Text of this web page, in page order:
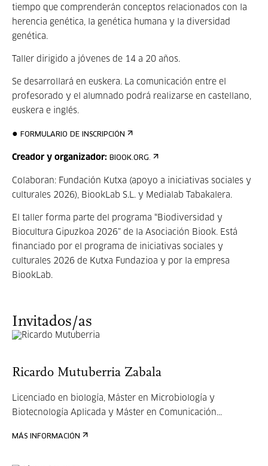
tiempo que comprenderán conceptos relacionados con la
herencia genética, la genética humana y la diversidad
genética.
Taller dirigido a jóvenes de 14 a 20 años.
Se desarrollará en euskera. La comunicación entre el
profesorado y el alumnado podrá realizarse en castellano,
euskera e inglés.
● FORMULARIO DE INSCRIPCIÓN
Creador y organizador: BIOOK.ORG.
Colaboran: Fundación Kutxa (apoyo a iniciativas sociales y
culturales 2026), BiookLab S.L. y Medialab Tabakalera.
El taller forma parte del programa “Biodiversidad y
Biocultura Gipuzkoa 2026” de la Asociación Biook. Está
financiado por el programa de iniciativas sociales y
culturales 2026 de Kutxa Fundazioa y por la empresa
BiookLab.
Invitados/as
Ricardo Mutuberria Zabala
Licenciado en biología, Máster en Microbiología y
Biotecnología Aplicada y Máster en Comunicación...
MÁS INFORMACIÓN